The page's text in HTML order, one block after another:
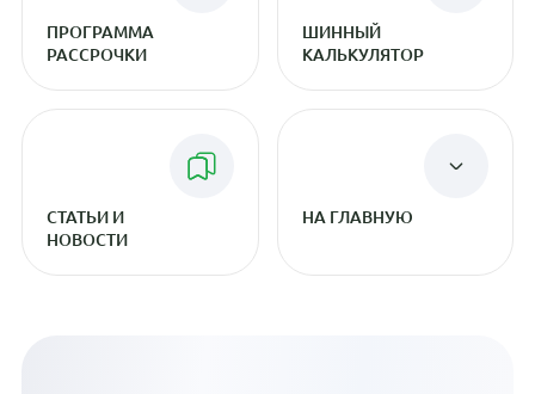
ПРОГРАММА
РАССРОЧКИ
ШИННЫЙ
КАЛЬКУЛЯТОР
СТАТЬИ И
НОВОСТИ
НА ГЛАВНУЮ